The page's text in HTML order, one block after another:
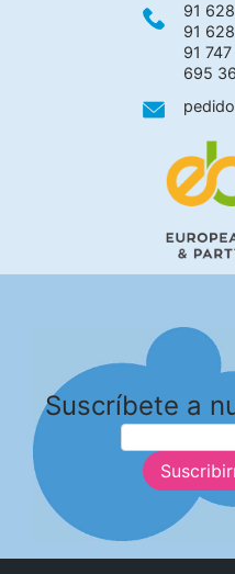
91
91
91
695
Suscríbete a